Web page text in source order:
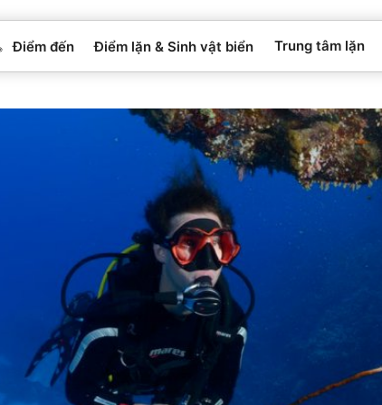
Điểm đến Điểm lặn & Sinh vật biển Trung tâm lặn